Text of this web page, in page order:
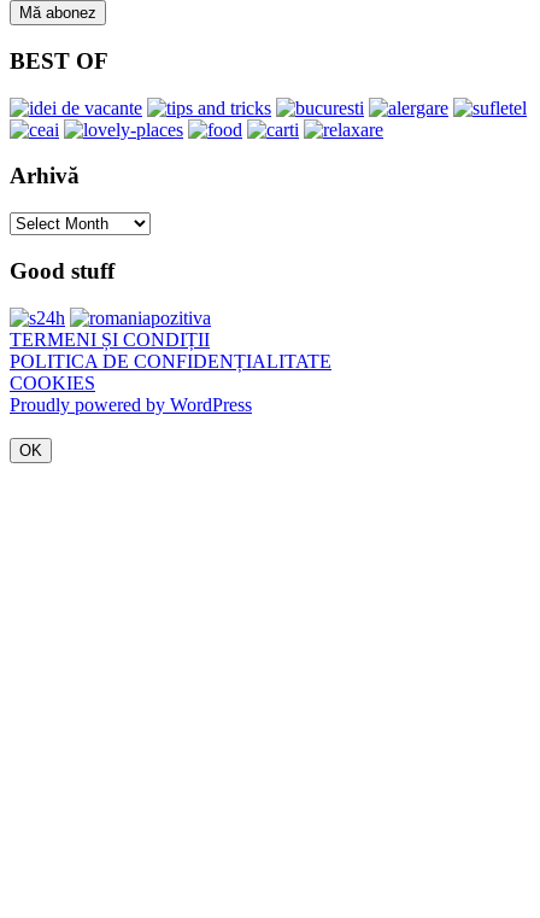
BEST OF
Arhivă
Arhivă
Good stuff
TERMENI ȘI CONDIȚII
POLITICA DE CONFIDENȚIALITATE
COOKIES
Proudly powered by WordPress
OK